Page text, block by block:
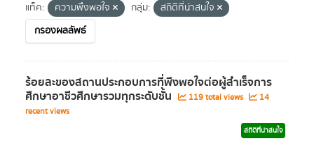
แท็ค: ความพึงพอใจ กลุ่ม:
สถิติที่น่าสนใจ
กรองผลลัพธ์
ร้อยละของสถานประกอบการที่พึงพอใจต่อผู้สำเร็จการ
ศึกษาอาชีวศึกษารวมทุกระดับชั้น 119 total views
14
recent views
สถิติที่น่าสนใจ